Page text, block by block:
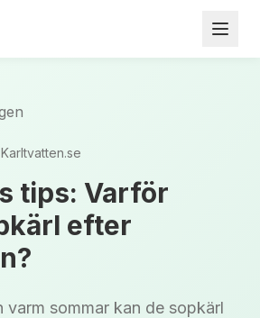
Karltvatten.se
tips: Varför
efter
varm sommar kan de sopkärl